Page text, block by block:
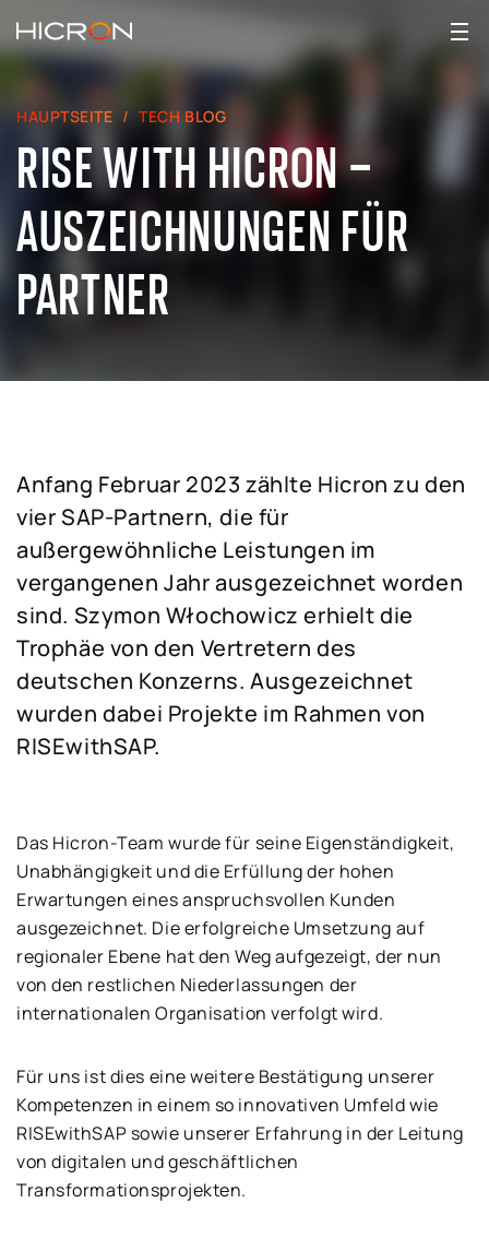
HAUPTSEITE TECH BLOG
RISE WITH HICRON –
AUSZEICHNUNGEN FÜR
PARTNER
Anfang Februar 2023 zählte Hicron zu den
vier SAP-Partnern, die für
außergewöhnliche Leistungen im
vergangenen Jahr ausgezeichnet worden
sind. Szymon Włochowicz erhielt die
Trophäe von den Vertretern des
deutschen Konzerns. Ausgezeichnet
wurden dabei Projekte im Rahmen von
RISEwithSAP.
Das Hicron-Team wurde für seine Eigenständigkeit,
Unabhängigkeit und die Erfüllung der hohen
Erwartungen eines anspruchsvollen Kunden
ausgezeichnet. Die erfolgreiche Umsetzung auf
regionaler Ebene hat den Weg aufgezeigt, der nun
von den restlichen Niederlassungen der
internationalen Organisation verfolgt wird.
Für uns ist dies eine weitere Bestätigung unserer
Kompetenzen in einem so innovativen Umfeld wie
RISEwithSAP sowie unserer Erfahrung in der Leitung
von digitalen und geschäftlichen
Transformationsprojekten.